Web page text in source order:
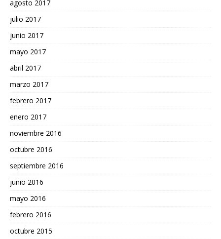
agosto 2017
julio 2017
junio 2017
mayo 2017
abril 2017
marzo 2017
febrero 2017
enero 2017
noviembre 2016
octubre 2016
septiembre 2016
junio 2016
mayo 2016
febrero 2016
octubre 2015